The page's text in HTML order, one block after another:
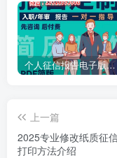
个人征信报告电子版PDF如何完美无痕修改
上一篇
2025专业修改纸质征
打印方法介绍